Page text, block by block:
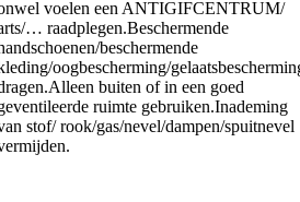
voelen een ANTIGIFCENTRUM/
… raadplegen.Beschermende
beschermende
oogbescherming/
Alleen buiten of in een goed
ruimte gebruiken.Inademing
stof/ rook/gas/nevel/dampen/spuitnevel